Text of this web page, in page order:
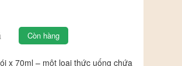
Còn hàng
x 70ml – một loại thức uống chứa